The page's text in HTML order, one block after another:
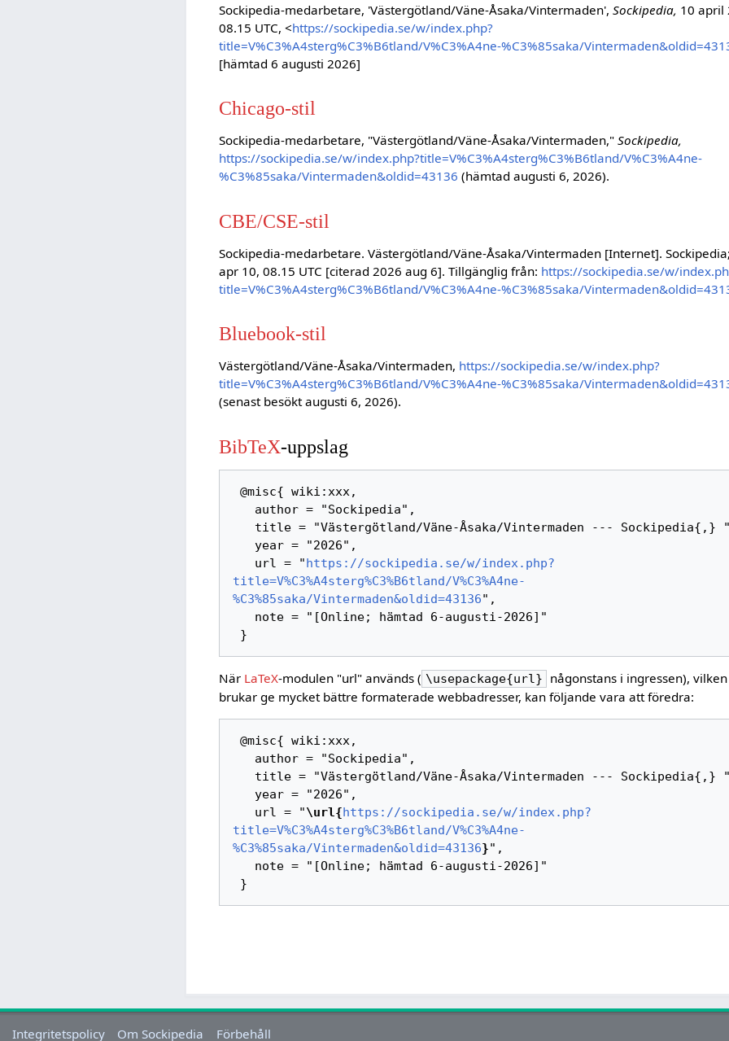
Sockipedia-medarbetare, 'Västergötland/Väne-Åsaka/Vintermaden',Sockipedia, 10 april
08.15 UTC, <https://sockipedia.se/w/index.php?
title=V%C3%A4sterg%C3%B6tland/V%C3%A4ne-%C3%85saka/
[hämtad 6 augusti 2026]
Chicago-stil
Sockipedia-medarbetare, "Västergötland/Väne-Åsaka/Vintermaden,"Sockipedia,
https://sockipedia.se/w/index.php?title=V%C3%A4sterg%C3%B6tland/V%C3%A4ne-
%C3%85saka/Vintermaden&oldid=43136 (hämtad augusti 6, 2026).
CBE/CSE-stil
Sockipedia-medarbetare. Västergötland/Väne-Åsaka/Vintermaden [Internet].
apr 10, 08.15 UTC [citerad 2026 aug 6]. Tillgänglig från: https://sockipedia.se/w/
title=V%C3%A4sterg%C3%B6tland/V%C3%A4ne-%C3%85saka/
Bluebook-stil
Västergötland/Väne-Åsaka/Vintermaden, https://sockipedia.se/w/index.php?
title=V%C3%A4sterg%C3%B6tland/V%C3%A4ne-%C3%85saka/
(senast besökt augusti 6, 2026).
BibTeX-uppslag
   url = "
https://sockipedia.se/w/index.php?
title=V%C3%A4sterg%C3%B6tland/V%C3%A4ne-
%C3%85saka/Vintermaden&oldid=43136",
När LaTeX-modulen "url" används ( \usepackage{url}
någonstans i ingressen), vilken
brukar ge mycket bättre formaterade webbadresser, kan följande vara att föredra:
   url = "
\url{https://sockipedia.se/w/index.php?
title=V%C3%A4sterg%C3%B6tland/V%C3%A4ne-
%C3%85saka/Vintermaden&oldid=43136}",
Integritetspolicy Om Sockipedia Förbehåll